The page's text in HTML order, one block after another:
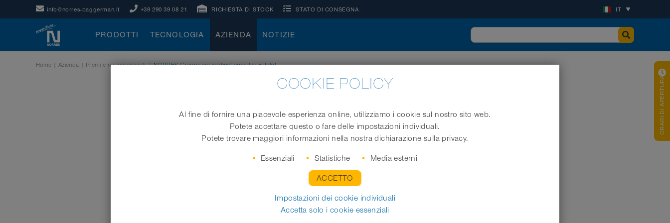
info@norres-baggerman.it +39 290 39 08 21 RICHIESTA DI STOCK STATO DI CONSEGNA IT
PRODOTTI TECNOLOGIA AZIENDA NOTIZIE
Home | Azienda | Premi e riconoscimenti|NORRES Gruppe verzeichnet erneuten Erfolg!
ORARI DI APERTURA
COOKIE POLICY
Al fine di fornire una piacevole esperienza online, utilizziamo i cookie sul nostro sito web.
Potete accettare questo o fare delle impostazioni individuali.
Potete trovare maggiori informazioni nella nostra dichiarazione sulla privacy.
Essenziali Statistiche Media esterni
ACCETTO
Impostazioni dei cookie individuali
Accetta solo i cookie essenziali